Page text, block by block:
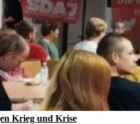
Krieg und Krise